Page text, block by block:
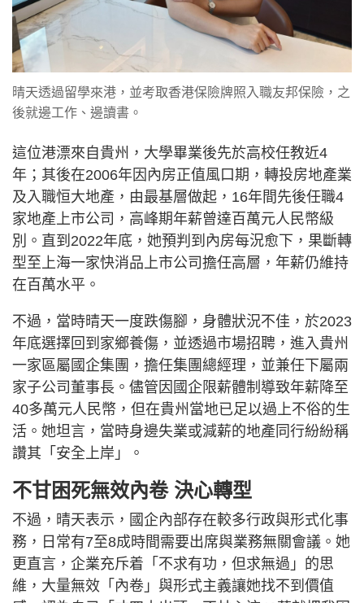
晴天透過留學來港，並考取香港保險牌照入職友邦保險，之
後就邊工作、邊讀書。
這位港漂來自貴州，大學畢業後先於高校任教近4
年；其後在2006年因內房正值風口期，轉投房地產業
及入職恒大地產，由最基層做起，16年間先後任職4
家地產上市公司，高峰期年薪曾達百萬元人民幣級
別。直到2022年底，她預判到內房每況愈下，果斷轉
型至上海一家快消品上市公司擔任高層，年薪仍維持
在百萬水平。
不過，當時晴天一度跌傷腳，身體狀況不佳，於2023
年底選擇回到家鄉養傷，並透過市場招聘，進入貴州
一家區屬國企集團，擔任集團總經理，並兼任下屬兩
家子公司董事長。儘管因國企限薪體制導致年薪降至
40多萬元人民幣，但在貴州當地已足以過上不俗的生
活。她坦言，當時身邊失業或減薪的地產同行紛紛稱
讚其「安全上岸」。
不甘困死無效內卷 決心轉型
不過，晴天表示，國企內部存在較多行政與形式化事
務，日常有7至8成時間需要出席與業務無關會議。她
更直言，企業充斥着「不求有功，但求無過」的思
維，大量無效「內卷」與形式主義讓她找不到價值